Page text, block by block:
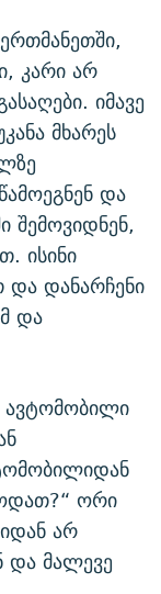
კარი არ
იმავე
მხარეს
და
ისინი
და დანარჩენი
და
ავტომობილი
ორი
არ
და მალევე